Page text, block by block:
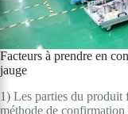
Facteurs à prendre en
jauge
1) Les parties du produit
méthode de confirmation